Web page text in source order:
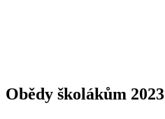
Obědy školákům 2023